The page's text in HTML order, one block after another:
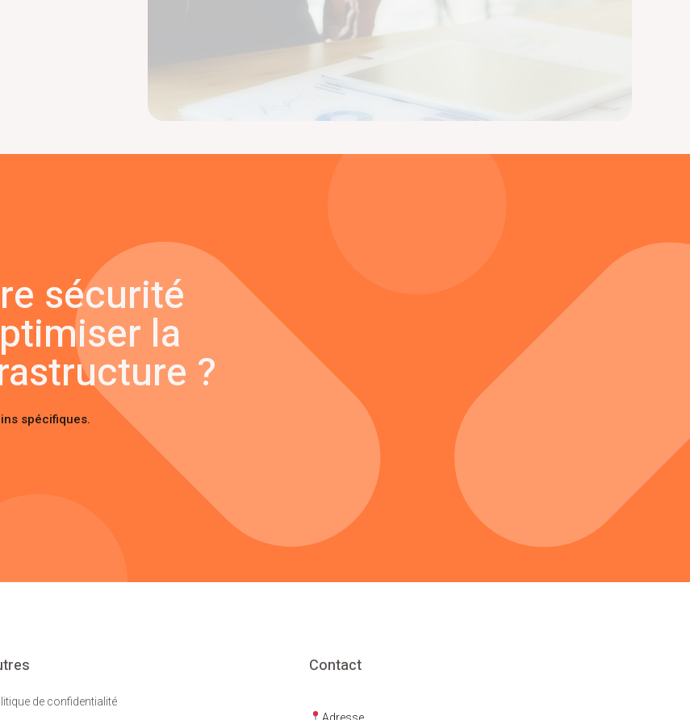
sécurité
la
?
spécifiques.
de confidentialité
Contact